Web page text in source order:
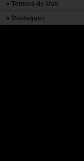
» Termos de Uso
» Destaques